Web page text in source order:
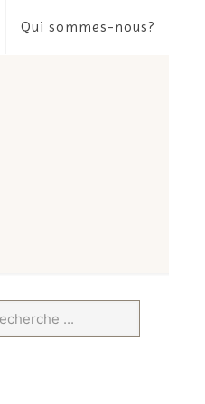
Qui sommes-nous?